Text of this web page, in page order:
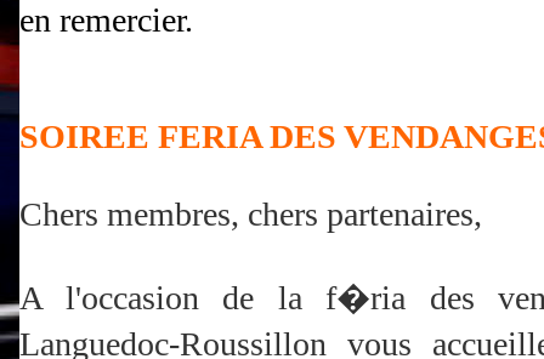
en remercier.
SOIREE FERIA DES
Chers membres, chers partenaires,
A l'occasion de la f�ria des
Languedoc-Roussillon vous